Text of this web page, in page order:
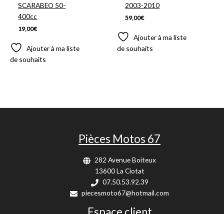
SCARABEO 50-
400cc
19,00€
Ajouter à ma liste
de souhaits
2003-2010
59,00€
Ajouter à ma liste
de souhaits
Pièces Motos 67
282 Avenue Boiteux
13600 La Ciotat
07.50.53.92.39
piecesmoto67@hotmail.com